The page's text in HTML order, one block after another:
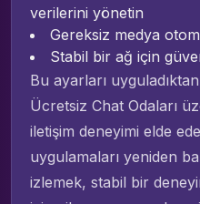
verilerini yönetin
Gereksiz medya
Stabil bir ağ için
Bu ayarları
Ücretsiz Chat Odaları
iletişim deneyimi elde
uygulamaları yeniden
izlemek, stabil bir